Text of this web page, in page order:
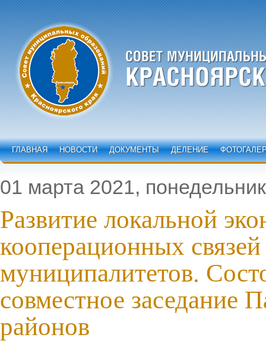
ГЛАВНАЯ НОВОСТИ ДОКУМЕНТЫ ДЕЛЕНИЕ
01 марта 2021, понедельник
Развитие локальной
кооперационных связей
муниципалитетов.
совместное заседание
районов